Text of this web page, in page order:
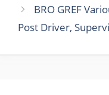
BRO GREF
Post Driver,